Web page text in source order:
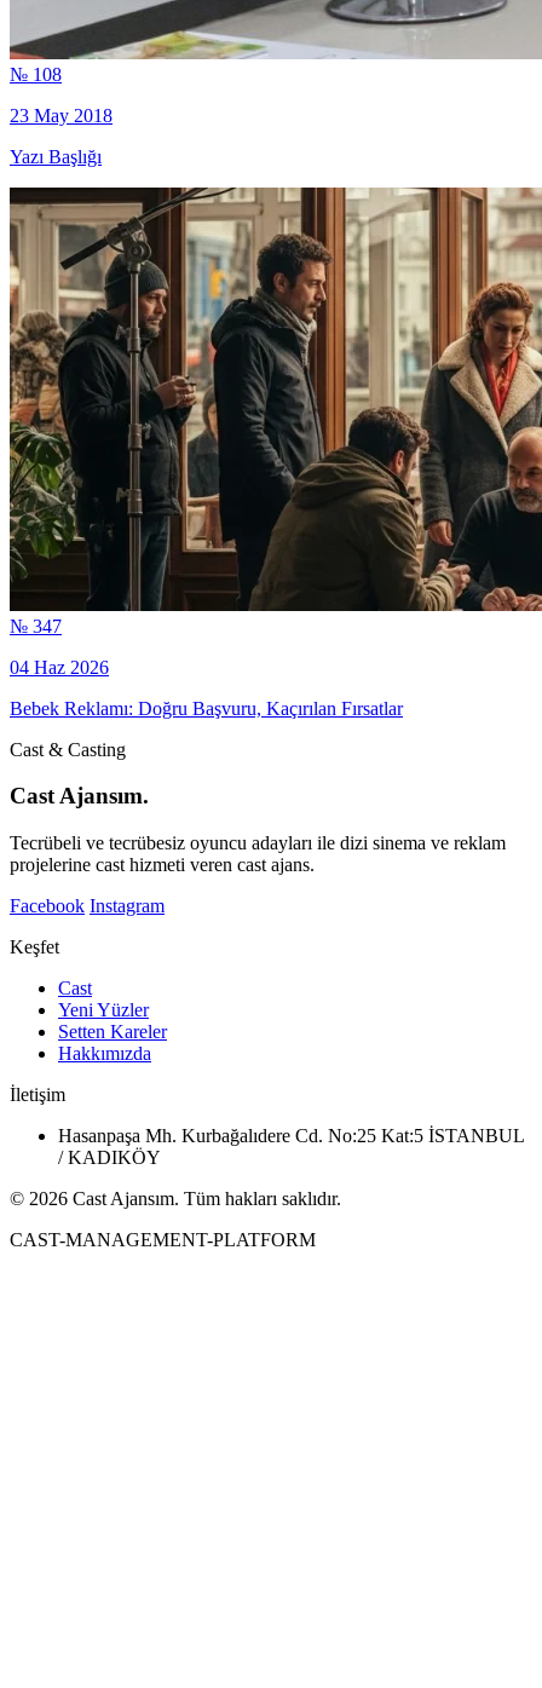
№ 108
23 May 2018
Yazı Başlığı
№ 347
04 Haz 2026
Bebek Reklamı: Doğru Başvuru, Kaçırılan Fırsatlar
Cast & Casting
Cast Ajansım.
Tecrübeli ve tecrübesiz oyuncu adayları ile dizi sinema ve reklam
projelerine cast hizmeti veren cast ajans.
Facebook Instagram
Keşfet
Cast
Yeni Yüzler
Setten Kareler
Hakkımızda
İletişim
Hasanpaşa Mh. Kurbağalıdere Cd. No:25 Kat:5 İSTANBUL
/ KADIKÖY
© 2026 Cast Ajansım. Tüm hakları saklıdır.
CAST-MANAGEMENT-PLATFORM